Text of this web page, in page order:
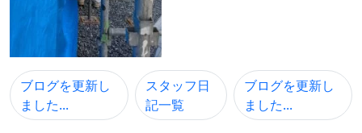
ブログを更新し
ました...
スタッフ日
記一覧
ブログを更新し
ました...